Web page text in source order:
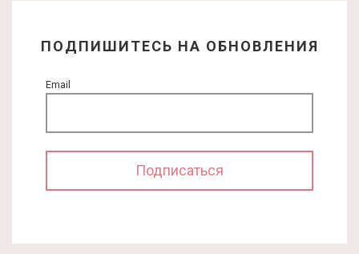
ПОДПИШИТЕСЬ НА ОБНОВЛЕНИЯ
Email